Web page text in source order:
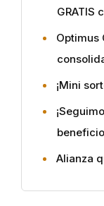
GRATIS
Optimus
¡Mini
Alianza